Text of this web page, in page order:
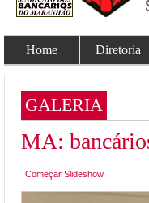
Home Diretoria
GALERIA
MA:
Começar Slideshow